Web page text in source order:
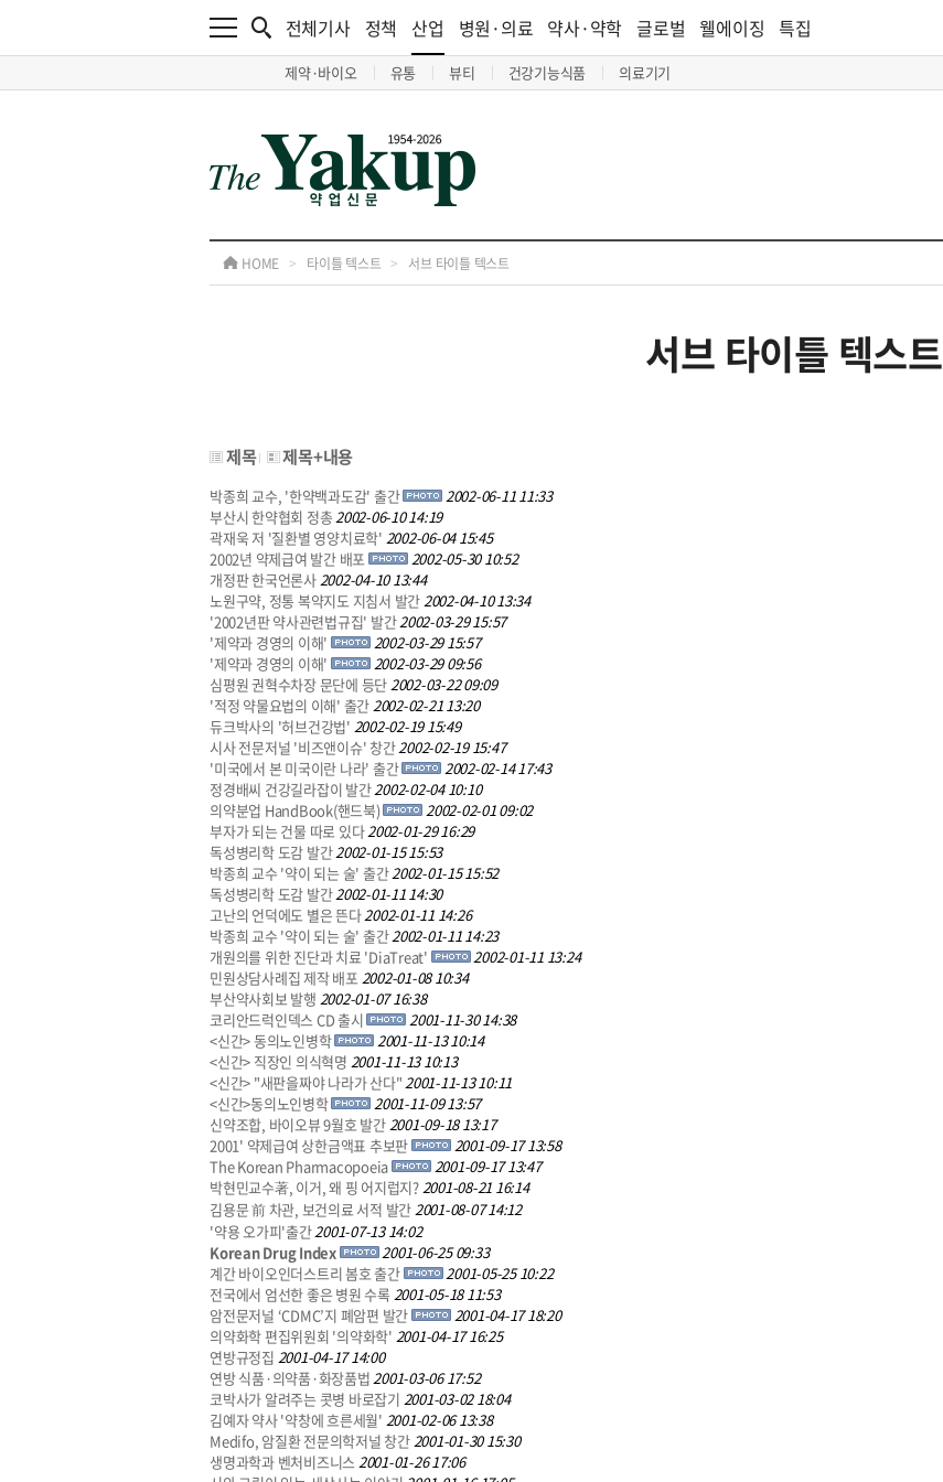
전체기사 정책 산업
제약·바이오 유통 뷰티 건강기능식품 의료기기
병원·의료 약사·약학 글로벌 웰에이징 특집
HOME > 타이틀 텍스트 > 서브 타이틀 텍스트
서브 타이틀 텍스트
제목 제목+내용
박종희 교수, '한약백과도감' 출간
2002-06-11 11:33
부산시 한약협회 정총2002-06-10 14:19
곽재욱 저 '질환별 영양치료학' 2002-06-04 15:45
2002년 약제급여 발간 배포
2002-05-30 10:52
개정판 한국언론사2002-04-10 13:44
노원구약, 정통 복약지도 지침서 발간2002-04-10 13:34
'2002년판 약사관련법규집' 발간2002-03-29 15:57
'제약과 경영의 이해'
2002-03-29 15:57
'제약과 경영의 이해'
2002-03-29 09:56
심평원 권혁수차장 문단에 등단2002-03-22 09:09
'적정 약물요법의 이해' 출간2002-02-21 13:20
듀크박사의 '허브건강법' 2002-02-19 15:49
시사 전문저널 '비즈앤이슈' 창간2002-02-19 15:47
'미국에서 본 미국이란 나라' 출간
2002-02-14 17:43
정경배씨 건강길라잡이 발간2002-02-04 10:10
의약분업 HandBook(핸드북)
2002-02-01 09:02
부자가 되는 건물 따로 있다2002-01-29 16:29
독성병리학 도감 발간2002-01-15 15:53
박종희 교수 '약이 되는 술' 출간2002-01-15 15:52
독성병리학 도감 발간2002-01-11 14:30
고난의 언덕에도 별은 뜬다2002-01-11 14:26
박종희 교수 '약이 되는 술' 출간2002-01-11 14:23
개원의를 위한 진단과 치료 'DiaTreat'
2002-01-11 13:24
민원상담사례집 제작 배포2002-01-08 10:34
부산약사회보 발행 2002-01-07 16:38
코리안드럭인덱스 CD 출시
2001-11-30 14:38
<신간> 동의노인병학
2001-11-13 10:14
<신간> 직장인 의식혁명 2001-11-13 10:13
<신간> "새판을짜야 나라가 산다"2001-11-13 10:11
<신간>동의노인병학
2001-11-09 13:57
신약조합, 바이오뷰 9월호 발간2001-09-18 13:17
2001' 약제급여 상한금액표 추보판
2001-09-17 13:58
The Korean Pharmacopoeia
2001-09-17 13:47
박현민교수著, 이거, 왜 핑 어지럽지?2001-08-21 16:14
김용문 前 차관, 보건의료 서적 발간2001-08-07 14:12
'약용 오가피'출간2001-07-13 14:02
Korean Drug Index
2001-06-25 09:33
계간 바이오인더스트리 봄호 출간
2001-05-25 10:22
전국에서 엄선한 좋은 병원 수록2001-05-18 11:53
암전문저널 ‘CDMC’지 폐암편 발간
2001-04-17 18:20
의약화학 편집위원회 '의약화학' 2001-04-17 16:25
연방규정집 2001-04-17 14:00
연방 식품·의약품·화장품법2001-03-06 17:52
코박사가 알려주는 콧병 바로잡기 2001-03-02 18:04
김예자 약사 '약창에 흐른세월' 2001-02-06 13:38
Medifo, 암질환 전문의학저널 창간2001-01-30 15:30
생명과학과 벤처비즈니스2001-01-26 17:06